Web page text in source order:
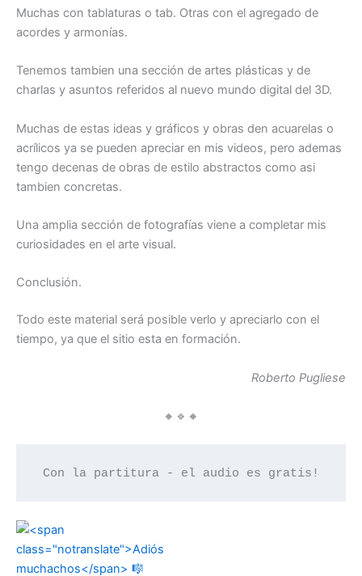
Muchas con tablaturas o tab. Otras con el agregado de
acordes y armonías.
Tenemos tambien una sección de artes plásticas y de
charlas y asuntos referidos al nuevo mundo digital del 3D.
Muchas de estas ideas y gráficos y obras den acuarelas o
acrílicos ya se pueden apreciar en mis videos, pero ademas
tengo decenas de obras de estilo abstractos como asi
tambien concretas.
Una amplia sección de fotografías viene a completar mis
curiosidades en el arte visual.
Conclusión.
Todo este material será posible verlo y apreciarlo con el
tiempo, ya que el sitio esta en formación.
Roberto Pugliese
🔸🔹🔸
Con la partitura - el audio es gratis!